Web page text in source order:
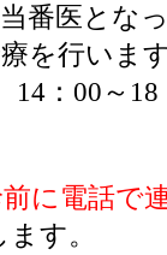
番医とな
を行いま
14：00～
に電話で
す。